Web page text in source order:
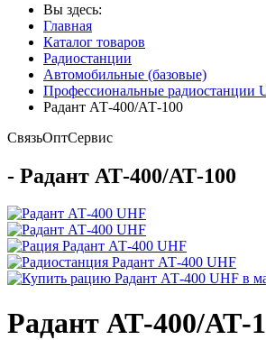
Вы здесь:
Главная
Каталог товаров
Радиостанции
Автомобильные (базовые)
Профессиональные радиостанции
Радант АТ-400/АТ-100
СвязьОптСервис
- Радант АТ-400/АТ-100
Радант АТ-400/АТ-